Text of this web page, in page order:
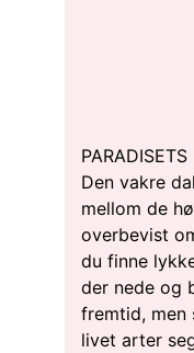
PARADISETS
Den vakre
mellom de
overbevist
du finne
der nede og
fremtid, men
livet arter